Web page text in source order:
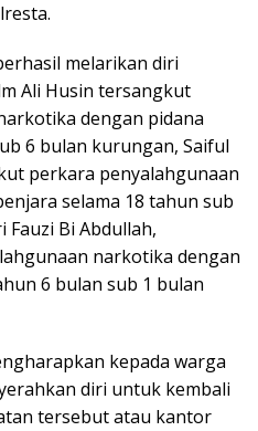
melarikan diri
Ali Husin tersangkut
dengan pidana
6 bulan kurungan, Saiful
perkara penyalahgunaan
selama 18 tahun sub
Bi Abdullah,
narkotika dengan
6 bulan sub 1 bulan
kepada warga
diri untuk kembali
tersebut atau kantor